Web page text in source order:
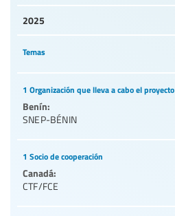
2025
Temas
1 Organización que lleva a cabo el proyecto
Benín:
SNEP-BÉNIN
1 Socio de cooperación
Canadá:
CTF/FCE